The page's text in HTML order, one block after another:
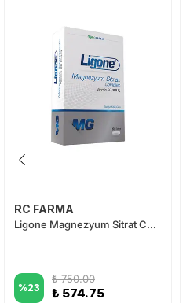
RC FARMA
Ligone Magnezyum Sitrat Complex 60 Tablet
%23
₺ 750.00
₺ 574.75